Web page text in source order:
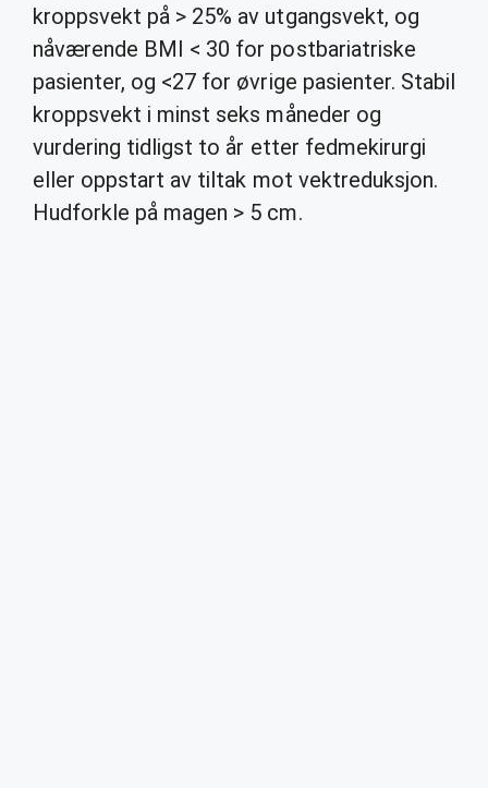
kroppsvekt på > 25% av utgangsvekt, og
nåværende BMI < 30 for postbariatriske
pasienter, og <27 for øvrige pasienter. Stabil
kroppsvekt i minst seks måneder og
vurdering tidligst to år etter fedmekirurgi
eller oppstart av tiltak mot vektreduksjon.
Hudforkle på magen > 5 cm.